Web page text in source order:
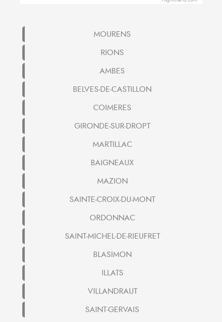
MOURENS
RIONS
AMBES
BELVES-DE-CASTILLON
COIMERES
GIRONDE-SUR-DROPT
MARTILLAC
BAIGNEAUX
MAZION
SAINTE-CROIX-DU-MONT
ORDONNAC
SAINT-MICHEL-DE-RIEUFRET
BLASIMON
ILLATS
VILLANDRAUT
SAINT-GERVAIS